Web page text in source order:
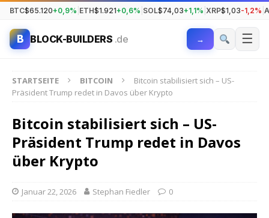
BTC$65.120+0,9% ETH$1.921+0,6% SOL$74,03+1,1% XRP$1,03-1,2%
B BLOCK-BUILDERS .de → ☰
STARTSEITE BITCOIN
Bitcoin stabilisiert sich – US-
Präsident Trump redet in Davos über Krypto
Bitcoin stabilisiert sich – US-
Präsident Trump redet in Davos
über Krypto
Januar 22, 2026 Stephan Fiedler 0